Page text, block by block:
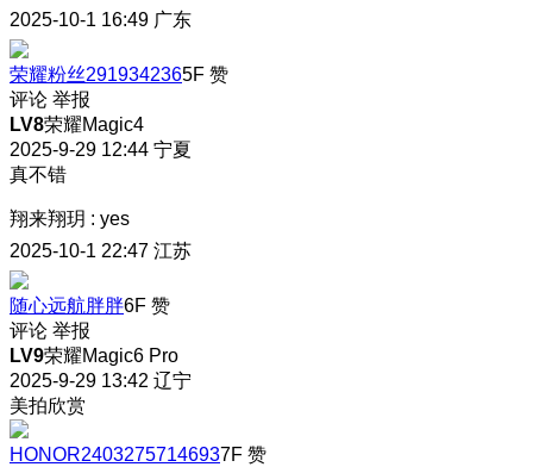
2025-10-1 16:49 广东
荣耀粉丝2919342365F 赞
评论 举报
LV8荣耀Magic4
2025-9-29 12:44 宁夏
真不错
翔来翔玥 : yes
2025-10-1 22:47 江苏
随心远航胖胖6F 赞
评论 举报
LV9荣耀Magic6 Pro
2025-9-29 13:42 辽宁
美拍欣赏
HONOR24032757146937F 赞